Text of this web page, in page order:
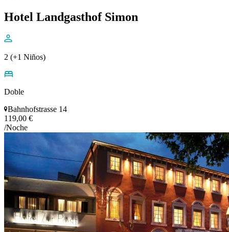
Hotel Landgasthof Simon
2 (+1 Niños)
Doble
Bahnhofstrasse 14
119,00 €
/Noche